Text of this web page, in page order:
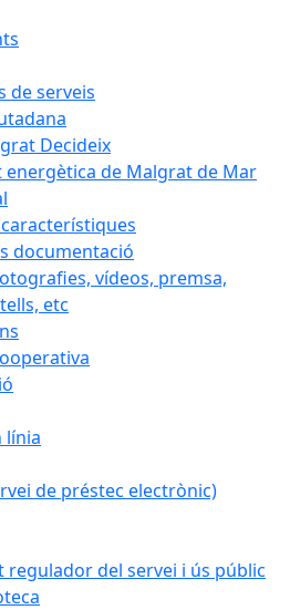
de serveis
Decideix
energètica de Malgrat de Mar
documentació
vídeos, premsa,
etc
línia
de préstec electrònic)
regulador del servei i ús públic